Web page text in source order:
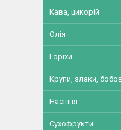
Кава, цикорій
Олія
Горіхи
Крупи, злаки,
Насіння
Сухофрукти